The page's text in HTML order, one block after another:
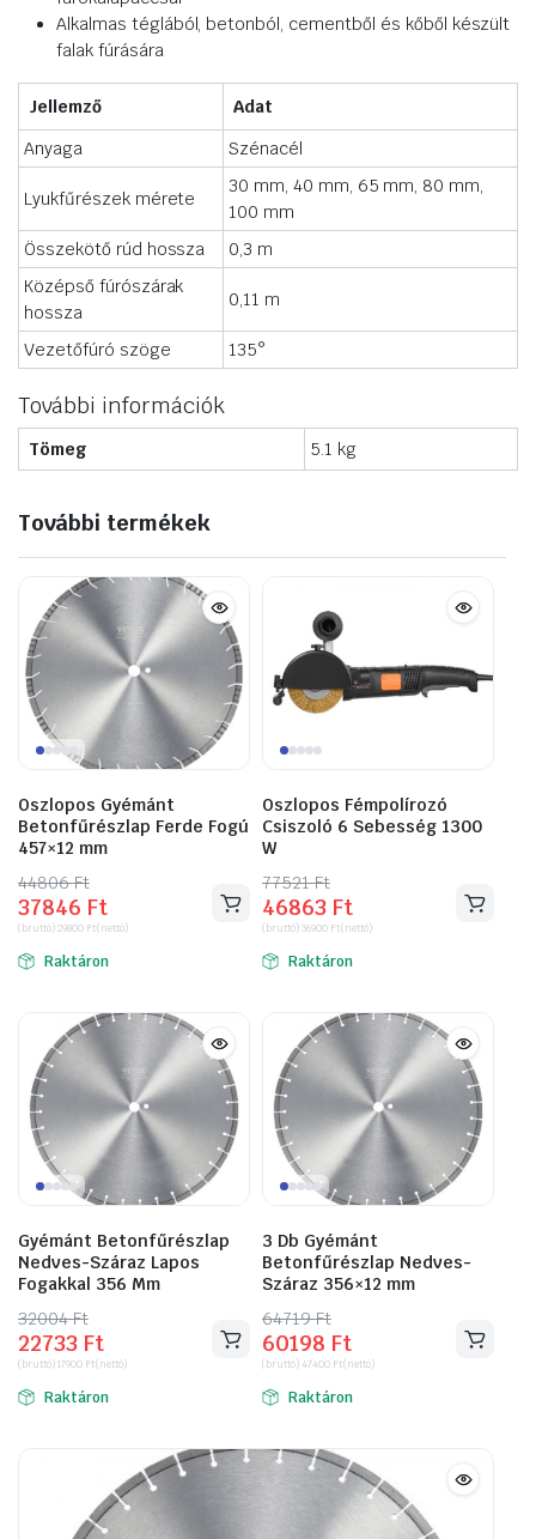
Alkalmas téglából, betonból, cementből és kőből készült
falak fúrására
Jellemző
Adat
Anyaga
Szénacél
Lyukfűrészek mérete
30 mm, 40 mm, 65 mm, 80 mm,
100 mm
Összekötő rúd hossza
0,3 m
Középső fúrószárak
hossza
0,11 m
Vezetőfúró szöge 135°
További információk
Tömeg 5.1 kg
További termékek
Oszlopos Gyémánt
Betonfűrészlap Ferde Fogú
457×12 mm
44806Ft
Original
price
was:
44806 Ft.
37846 Ft
Current
price
is:
37846 Ft.
(bruttó)29800 Ft(nettó)
Raktáron
Oszlopos Fémpolírozó
Csiszoló 6 Sebesség 1300
W
77521Ft
Original
price
was:
77521 Ft.
46863 Ft
Current
price
is:
46863 Ft.
(bruttó)36900 Ft(nettó)
Raktáron
Gyémánt Betonfűrészlap
Nedves-Száraz Lapos
Fogakkal 356 Mm
32004Ft
Original
price
was:
32004 Ft.
22733 Ft
Current
price
is:
22733 Ft.
(bruttó)17900 Ft(nettó)
Raktáron
3 Db Gyémánt
Betonfűrészlap Nedves-
Száraz 356×12 mm
64719Ft
Original
price
was:
64719 Ft.
60198 Ft
Current
price
is:
60198 Ft.
(bruttó) 47400 Ft(nettó)
Raktáron